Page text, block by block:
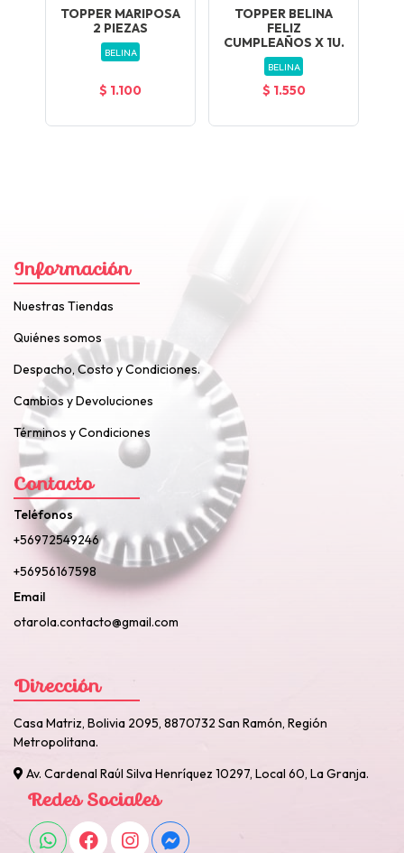
TOPPER MARIPOSA
2 PIEZAS
BELINA
$ 1.100
TOPPER BELINA
FELIZ
CUMPLEAÑOS X 1U.
BELINA
$ 1.550
Información
Nuestras Tiendas
Quiénes somos
Despacho, Costo y Condiciones.
Cambios y Devoluciones
Términos y Condiciones
Contacto
Teléfonos
+56972549246
+56956167598
Email
otarola.contacto@gmail.com
Dirección
Casa Matriz, Bolivia 2095, 8870732 San Ramón, Región
Metropolitana.
Av. Cardenal Raúl Silva Henríquez 10297, Local 60, La Granja.
Redes Sociales